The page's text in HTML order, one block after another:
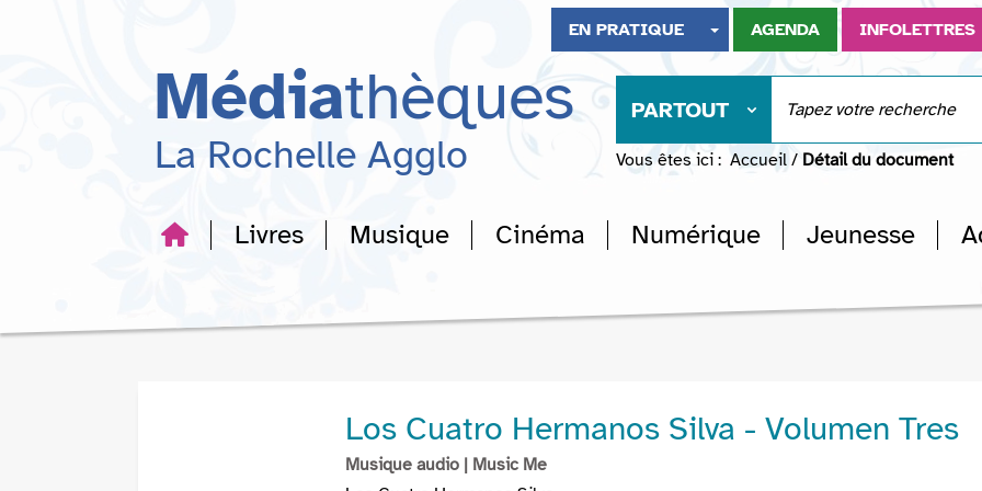
recherche
EN PRATIQUE AGENDA INFOLETTRES
Médiathèques
La Rochelle Agglo
PARTOUT
Vous êtes ici : Accueil / Détail du document
Livres Musique Cinéma Numérique Jeunesse
Los Cuatro Hermanos Silva - Volumen Tres
Musique audio | Music Me